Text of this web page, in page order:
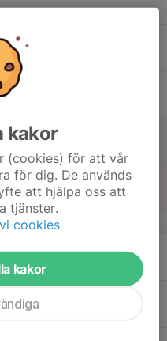
kakor
(cookies) för att vår
för dig. De används
att hjälpa oss att
tjänster.
cookies
kakor